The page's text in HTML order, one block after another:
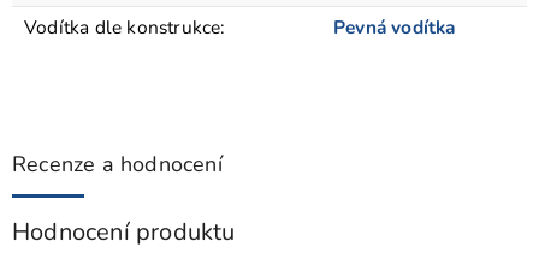
Vodítka dle konstrukce: Pevná vodítka
Recenze a hodnocení
Hodnocení produktu